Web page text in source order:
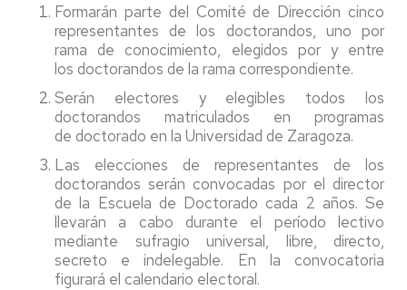
Formarán parte del Comité de Dirección cinco
representantes de los doctorandos, uno por
rama de conocimiento, elegidos por y entre
los doctorandos de la rama correspondiente.
Serán electores y elegibles todos los
doctorandos matriculados en programas
de doctorado en la Universidad de Zaragoza.
Las elecciones de representantes de los
doctorandos serán convocadas por el director
de la Escuela de Doctorado cada 2 años. Se
llevarán a cabo durante el período lectivo
mediante sufragio universal, libre, directo,
secreto e indelegable. En la convocatoria
figurará el calendario electoral.